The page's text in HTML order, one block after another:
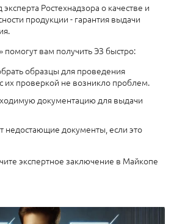
Ростехнадзора о качестве и
продукции - гарантия выдачи
помогут вам получить ЭЗ быстро:
образцы для проведения
их проверкой не возникло проблем.
документацию для выдачи
недостающие документы, если это
экспертное заключение в Майкопе